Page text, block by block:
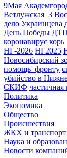
9Мая
Ветлужская_3
дело Украинцева
День Победы
коронавирус корь
НГ-2026 НГ2025
Новосибирский
помощь_фронту
убийство в
СКИФ
Политика
Экономика
Общество
Происшествия
ЖКХ и транспорт
Наука и
Новости